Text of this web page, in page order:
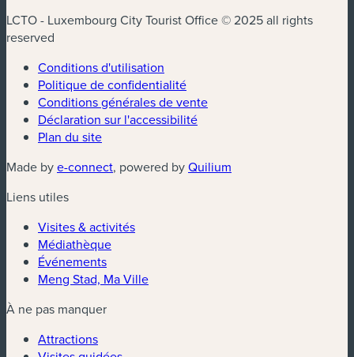
LCTO - Luxembourg City Tourist Office © 2025 all rights
reserved
Conditions d'utilisation
Politique de confidentialité
Conditions générales de vente
Déclaration sur l'accessibilité
Plan du site
Made bye-connect(nouvelle fenêtre)
, powered byQuilium
Liens utiles
Visites & activités
Médiathèque
Événements
Meng Stad, Ma Ville
À ne pas manquer
Attractions